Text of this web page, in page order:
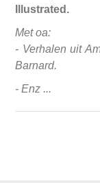
Illustrated.
Met oa:
- Verhalen uit
Barnard.
- Enz ...